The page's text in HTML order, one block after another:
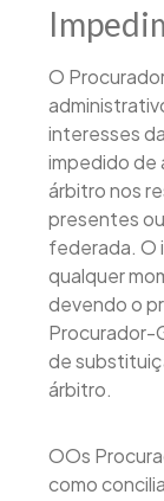
O
interesses
impedido de
árbitro nos
presentes
federada. O
qualquer
devendo o
Procurador-
de
árbitro.
OOs
como